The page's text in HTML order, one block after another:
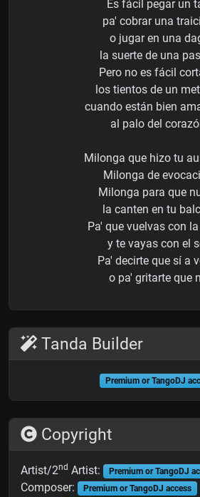
Es fácil pegar un
pa' cobrar una
o jugar en una
la suerte de una
Pero no es fácil
los tientos de un
cuando están bien
al palo del
Milonga que hizo tu
Milonga de
Milonga para que
la canten en tu
Pa' que vuelvas con
y te vayas con el
Pa' decirte que sí a
o pa' gritarte que
Tanda Builder
Premium or TangoDJ
Copyright
Artist/2nd Artist: Premium or TangoDJ
Composer: Premium or TangoDJ access